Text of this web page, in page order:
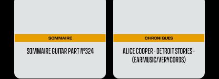
SOMMAIRE
SOMMAIRE GUITAR PART N°324
CHRONIQUES
ALICE COOPER - DETROIT STORIES -
(EARMUSIC/VERYCORDS)